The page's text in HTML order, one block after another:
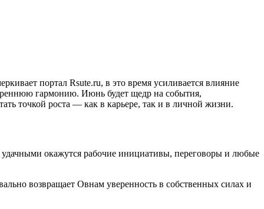
портал Rsute.ru, в это время усиливается влияние
гармонию. Июнь будет щедр на события,
точкой роста — как в карьере, так и в личной жизни.
удачными окажутся рабочие инициативы, переговоры и любые
возвращает Овнам уверенность в собственных силах и